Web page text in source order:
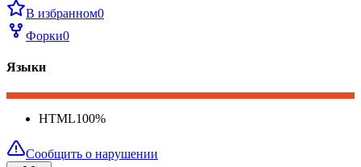
В избранном0
Форки0
Языки
HTML100%
Сообщить о нарушении